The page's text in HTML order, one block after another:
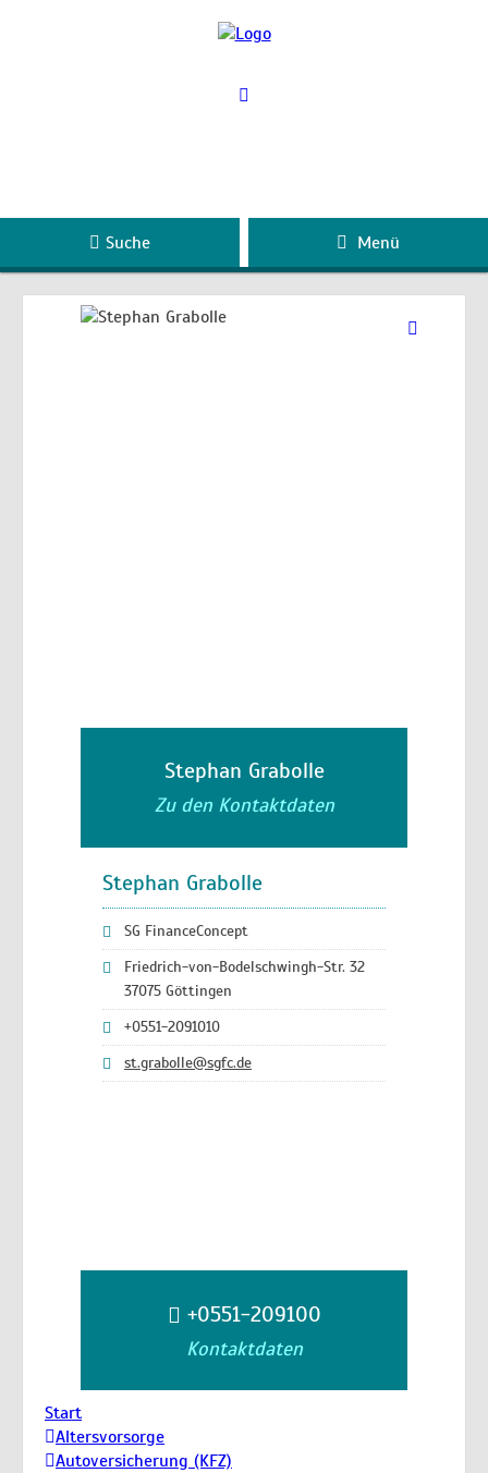
Suche Menü
Stephan Grabolle
Zu den Kontaktdaten
Stephan Grabolle
SG FinanceConcept
Friedrich-von-Bodelschwingh-Str. 32
37075 Göttingen
+0551-2091010
st.grabolle@sgfc.de
+0551-209100
Kontaktdaten
Start
Altersvorsorge
Autoversicherung (KFZ)